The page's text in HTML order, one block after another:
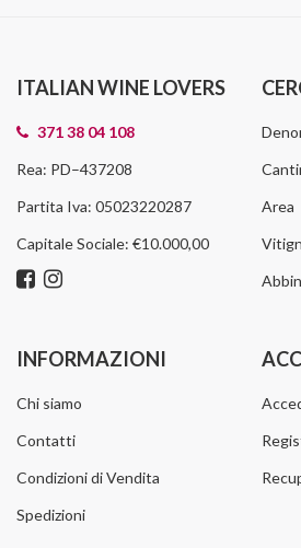
ITALIAN WINE LOVERS
371 38 04 108
Rea: PD–437208
Partita Iva: 05023220287
Capitale Sociale: €10.000,00
Area
INFORMAZIONI
Chi siamo
Contatti
Condizioni di Vendita
Spedizioni